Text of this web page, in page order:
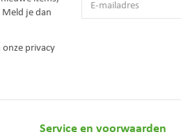
je dan
onzeprivacy
Service en voorwaarden